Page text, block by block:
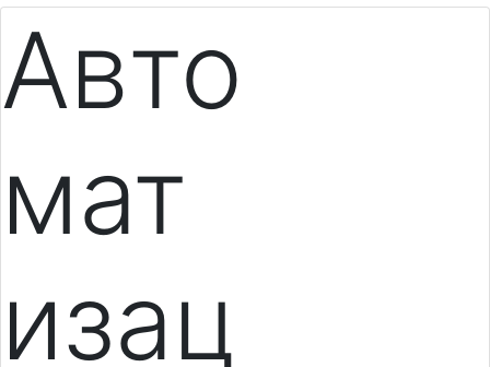
Авто
мат
изац